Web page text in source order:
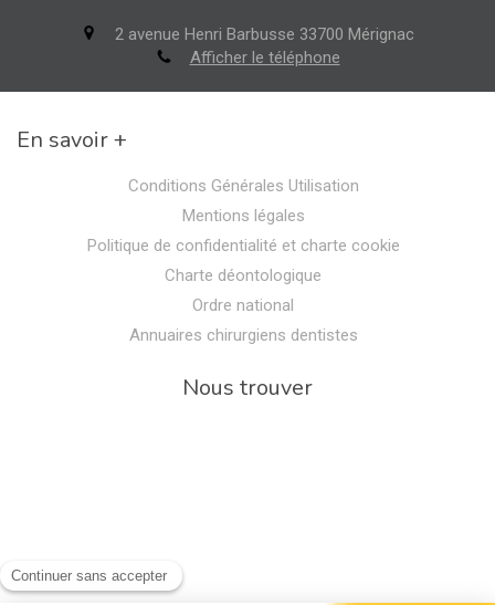
2 avenue Henri Barbusse 33700 Mérignac
Afficher le téléphone
En savoir +
Conditions Générales Utilisation
Mentions légales
Politique de confidentialité et charte cookie
Charte déontologique
Ordre national
Annuaires chirurgiens dentistes
Nous trouver